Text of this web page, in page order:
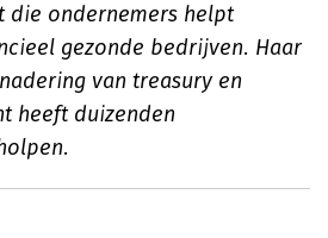
die ondernemers helpt
gezonde bedrijven. Haar
van treasury en
heeft duizenden